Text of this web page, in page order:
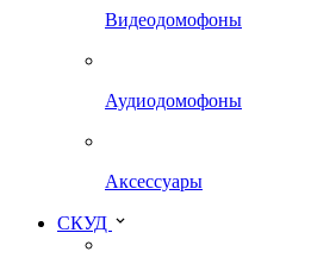
Видеодомофоны
Аудиодомофоны
Аксессуары
СКУД